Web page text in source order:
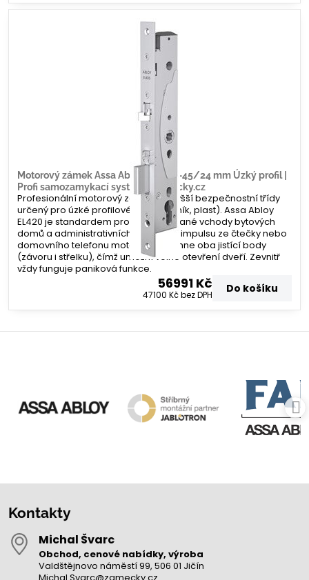
Motorový zámek Assa Abloy EL420 –45/24 mm Úzký profil |
Profi samozamykací systém | Zamecky.cz
Profesionální motorový zámek nejvyšší bezpečnostní třídy
určený pro úzké profilové dveře (hliník, plast). Assa Abloy
EL420 je standardem pro frekventované vchody bytových
domů a administrativních budov. Po impulsu ze čtečky nebo
domovního telefonu motoricky zatáhne oba jistící body
(závoru i střelku), čímž umožní volné otevření dveří. Zevnitř
vždy funguje paniková funkce.
56991 Kč
47100 Kčbez DPH Do košíku
Kontakty
Michal Švarc
Obchod, cenové nabídky, výroba
Valdštějnovo náměstí 99, 506 01 Jičín